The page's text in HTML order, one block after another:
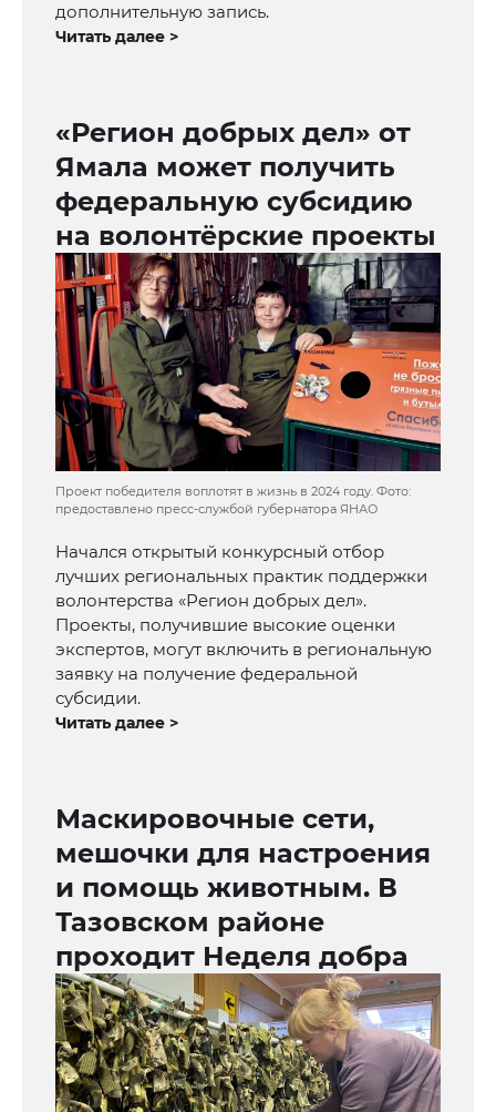
дополнительную запись.
Читать далее >
«Регион добрых дел» от
Ямала может получить
федеральную субсидию
на волонтёрские проекты
Проект победителя воплотят в жизнь в 2024 году. Фото:
предоставлено пресс-службой губернатора ЯНАО
Начался открытый конкурсный отбор
лучших региональных практик поддержки
волонтерства «Регион добрых дел».
Проекты, получившие высокие оценки
экспертов, могут включить в региональную
заявку на получение федеральной
субсидии.
Читать далее >
Маскировочные сети,
мешочки для настроения
и помощь животным. В
Тазовском районе
проходит Неделя добра